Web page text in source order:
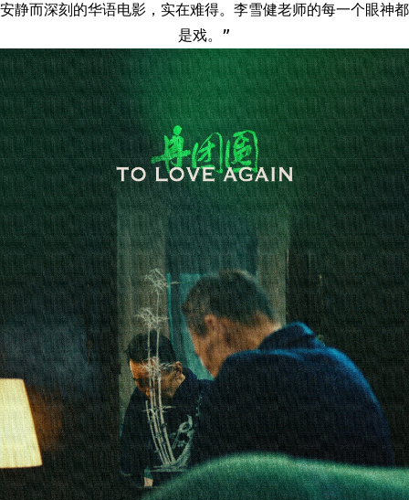
安静而深刻的华语电影，实在难得。李雪健老师的每一个眼神都
是戏。”